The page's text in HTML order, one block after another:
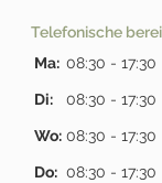
Telefonische
Ma: 08:30 - 17:30
Di: 08:30 - 17:30
Wo: 08:30 - 17:30
Do: 08:30 - 17:30